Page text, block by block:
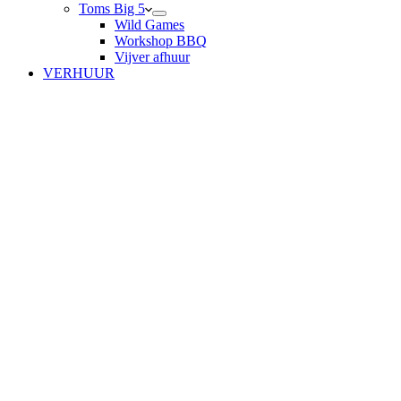
Toms Big 5
Wild Games
Workshop BBQ
Vijver afhuur
VERHUUR